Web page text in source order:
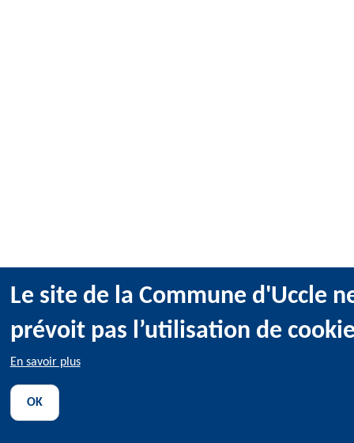
Le site de la Commune d'Uccle
prévoit pas l’utilisation de
En savoir plus
OK